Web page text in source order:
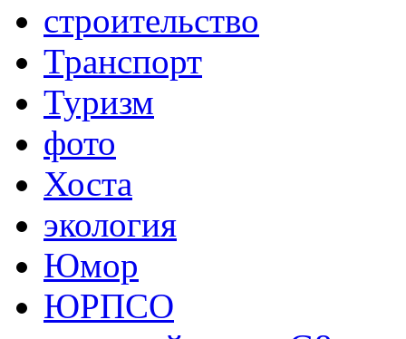
строительство
Транспорт
Туризм
фото
Хоста
экология
Юмор
ЮРПСО